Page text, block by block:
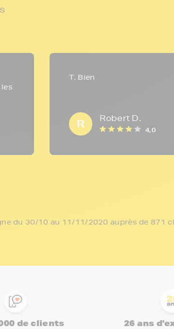
T. Bien
R Robert D.
4,0
du 30/10 au 11/11/2020 auprès de 871
de clients 26 ans